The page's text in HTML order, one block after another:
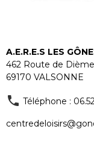
A.E.R.E.S LES
462 Route de Dième
69170 VALSONNE
Téléphone :